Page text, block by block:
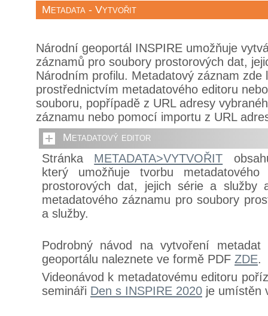
Metadata - Vytvořit
Národní geoportál INSPIRE umožňuje
záznamů pro soubory prostorových dat,
Národním profilu. Metadatový záznam zde
prostřednictvím metadatového editoru
souboru, popřípadě z URL adresy
záznamu nebo pomocí importu z URL
Metadatový editor
Stránka METADATA>VYTVOŘIT
který umožňuje tvorbu
prostorových dat, jejich série a služby
metadatového záznamu pro soubory
a služby.
Podrobný návod na vytvoření metadat
geoportálu naleznete ve formě PDF ZDE.
Videonávod k metadatovému editoru
semináři Den s INSPIRE 2020 je umístěn